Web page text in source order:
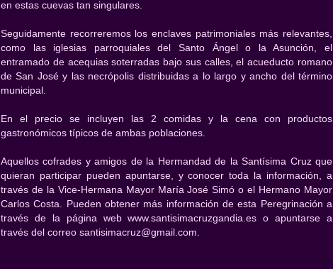
en estas cuevas tan singulares.
Seguidamente recorreremos los enclaves patrimoniales más relevantes,
como las iglesias parroquiales del Santo Ángel o la Asunción, el
entramado de acequias soterradas bajo sus calles, el acueducto romano
de San José y las necrópolis distribuidas a lo largo y ancho del término
municipal.
En el precio se incluyen las 2 comidas y la cena con productos
gastronómicos típicos de ambas poblaciones.
Aquellos cofrades y amigos de la Hermandad de la Santísima Cruz que
quieran participar pueden apuntarse, y conocer toda la información, a
través de la Vice-Hermana Mayor María José Simó o el Hermano Mayor
Carlos Costa. Pueden obtener más información de esta Peregrinación a
través de la página web www.santisimacruzgandia.es o apuntarse a
través del correo santisimacruz@gmail.com.